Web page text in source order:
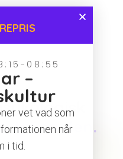
träna den.
mer
08:55
–
vet vad som
når
i tid.